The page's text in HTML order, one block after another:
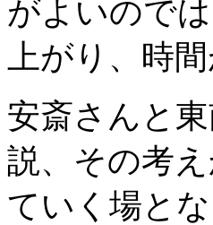
がよいので
上がり、時
安斎さんと
説、その考
ていく場と